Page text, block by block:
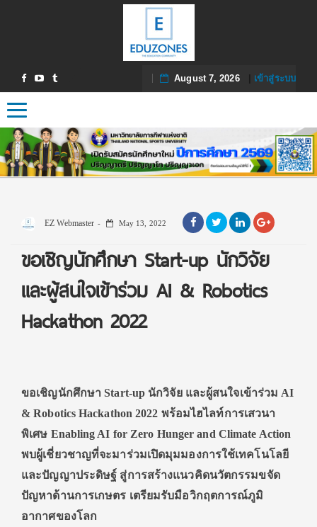
August 7, 2026| เข้าสู่ระบบ
Toggle navigation
EZ Webmaster May 13, 2022
ขอเชิญนักศึกษา Start-up นักวิจัย
และผู้สนใจเข้าร่วม AI & Robotics
Hackathon 2022
ขอเชิญนักศึกษา Start-up นักวิจัย และผู้สนใจเข้าร่วม AI
& Robotics Hackathon 2022 พร้อมไฮไลท์การเสวนา
พิเศษ Enabling AI for Zero Hunger and Climate Action
พบผู้เชี่ยวชาญที่จะมาร่วมเปิดมุมมองการใช้เทคโนโลยี
และปัญญาประดิษฐ์ สู่การสร้างแนวคิดนวัตกรรมขจัด
ปัญหาด้านการเกษตร เตรียมรับมือวิกฤตการณ์ภูมิ
อากาศของโลก